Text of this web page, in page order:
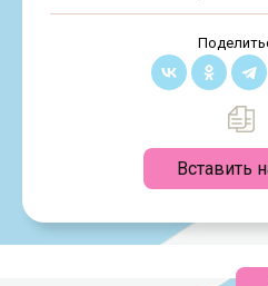
Вставить